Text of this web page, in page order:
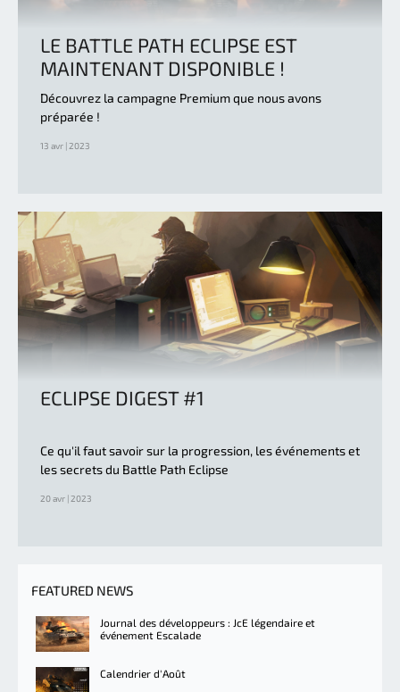
LE BATTLE PATH ECLIPSE EST
MAINTENANT DISPONIBLE !
Découvrez la campagne Premium que nous avons
préparée !
13 avr | 2023
ECLIPSE DIGEST #1
Ce qu'il faut savoir sur la progression, les événements et
les secrets du Battle Path Eclipse
20 avr | 2023
FEATURED NEWS
Journal des développeurs : JcE légendaire et
événement Escalade
Calendrier d'Août